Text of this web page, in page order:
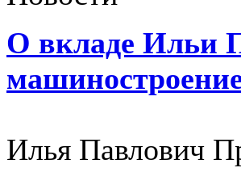
О вкладе Ильи
Илья Павлович